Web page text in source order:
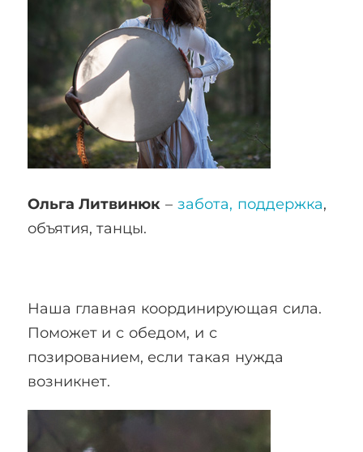
Ольга Литвинюк –забота, поддержка,
объятия, танцы.
Наша главная координирующая сила.
Поможет и с обедом, и с
позированием, если такая нужда
возникнет.